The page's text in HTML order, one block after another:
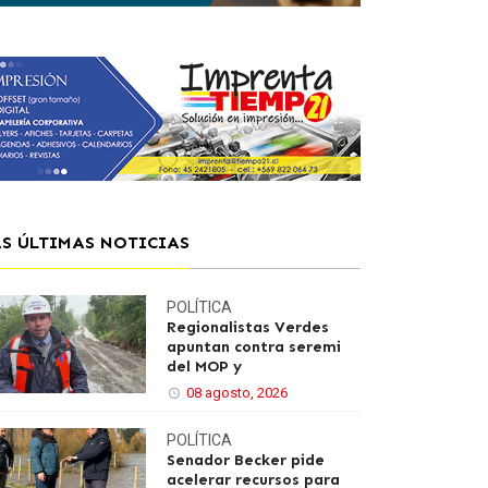
ÚLTIMAS NOTICIAS
POLÍTICA
Regionalistas Verdes
apuntan contra seremi
del MOP y
08 agosto, 2026
POLÍTICA
Senador Becker pide
acelerar recursos para